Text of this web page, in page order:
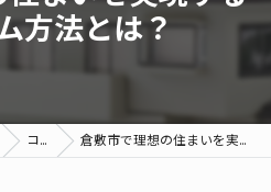
方法とは？
コラム 倉敷市で理想の住まいを実現するリフォーム方法とは？